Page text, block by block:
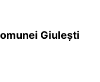
Giulești